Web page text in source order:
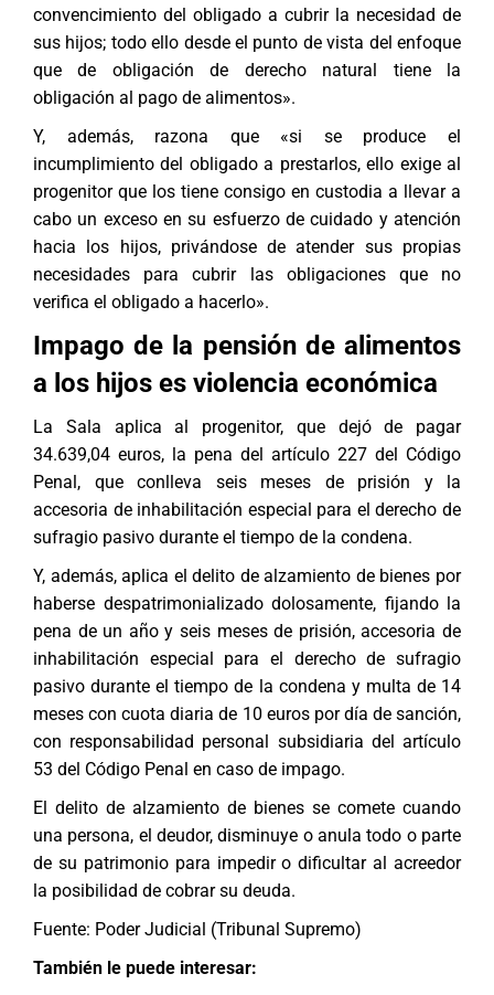
convencimiento del obligado a cubrir la necesidad de
sus hijos; todo ello desde el punto de vista del enfoque
que de obligación de derecho natural tiene la
obligación al pago de alimentos».
Y, además, razona que «si se produce el
incumplimiento del obligado a prestarlos, ello exige al
progenitor que los tiene consigo en custodia a llevar a
cabo un exceso en su esfuerzo de cuidado y atención
hacia los hijos, privándose de atender sus propias
necesidades para cubrir las obligaciones que no
verifica el obligado a hacerlo».
Impago de la pensión de alimentos
a los hijos es violencia económica
La Sala aplica al progenitor, que dejó de pagar
34.639,04 euros, la pena del artículo 227 del Código
Penal, que conlleva seis meses de prisión y la
accesoria de inhabilitación especial para el derecho de
sufragio pasivo durante el tiempo de la condena.
Y, además, aplica eldelito de alzamiento de bienes por
haberse despatrimonializado dolosamente, fijando la
pena de un año y seis meses de prisión, accesoria de
inhabilitación especial para el derecho de sufragio
pasivo durante el tiempo de la condena y multa de 14
meses con cuota diaria de 10 euros por día de sanción,
con responsabilidad personal subsidiaria del artículo
53 del Código Penal en caso de impago.
El delito de alzamiento de bienes se comete cuando
una persona, el deudor, disminuye o anula todo o parte
de su patrimonio para impedir o dificultar al acreedor
la posibilidad de cobrar su deuda.
Fuente: Poder Judicial (Tribunal Supremo)
También le puede interesar: